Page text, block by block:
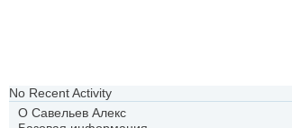
No Recent Activity
О Савельев Алекс